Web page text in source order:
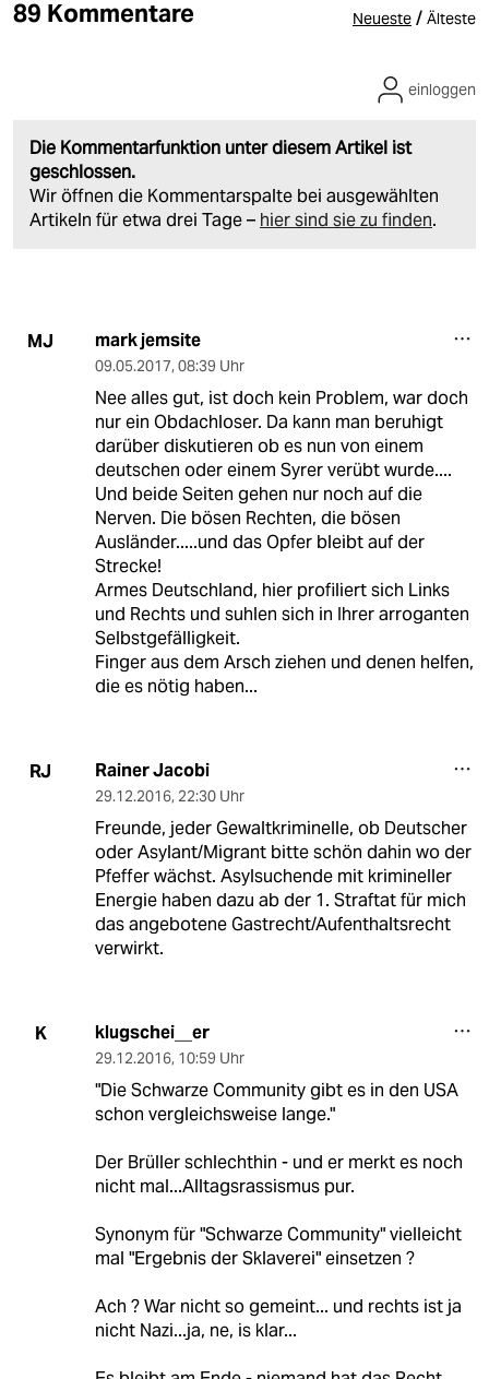
89 Kommentare Neueste / Älteste
Die Kommentarfunktion unter diesem Artikel ist
geschlossen.
Wir öffnen die Kommentarspalte bei ausgewählten
Artikeln für etwa drei Tage – hier sind sie zu finden.
einloggen
MJ mark jemsite
09.05.2017, 08:39 Uhr
Nee alles gut, ist doch kein Problem, war doch
nur ein Obdachloser. Da kann man beruhigt
darüber diskutieren ob es nun von einem
deutschen oder einem Syrer verübt wurde....
Und beide Seiten gehen nur noch auf die
Nerven. Die bösen Rechten, die bösen
Ausländer.....und das Opfer bleibt auf der
Strecke!
Armes Deutschland, hier profiliert sich Links
und Rechts und suhlen sich in Ihrer arroganten
Selbstgefälligkeit.
Finger aus dem Arsch ziehen und denen helfen,
die es nötig haben...
RJ Rainer Jacobi
29.12.2016, 22:30 Uhr
Freunde, jeder Gewaltkriminelle, ob Deutscher
oder Asylant/Migrant bitte schön dahin wo der
Pfeffer wächst. Asylsuchende mit krimineller
Energie haben dazu ab der 1. Straftat für mich
das angebotene Gastrecht/Aufenthaltsrecht
verwirkt.
K klugschei__er
29.12.2016, 10:59 Uhr
"Die Schwarze Community gibt es in den USA
schon vergleichsweise lange."
Der Brüller schlechthin - und er merkt es noch
nicht mal...Alltagsrassismus pur.
Synonym für "Schwarze Community" vielleicht
mal "Ergebnis der Sklaverei" einsetzen ?
Ach ? War nicht so gemeint... und rechts ist ja
nicht Nazi...ja, ne, is klar...